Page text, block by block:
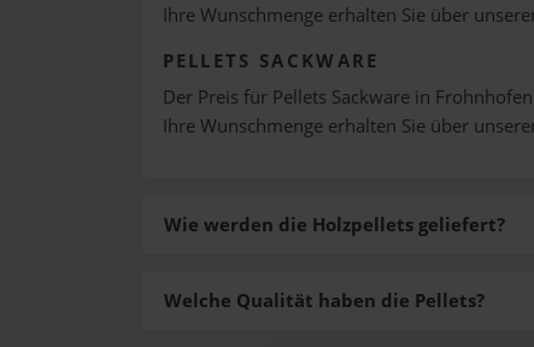
Ihre Wunschmenge erhalten Sie über
PELLETS SACKWARE
Der Preis für Pellets Sackware in
Ihre Wunschmenge erhalten Sie über
Wie werden die Holzpellets geliefert?
Welche Qualität haben die Pellets?